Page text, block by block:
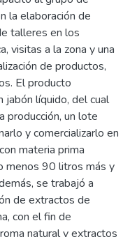
la elaboración de
talleres en los
visitas a la zona y una
de productos,
El producto
jabón líquido, del cual
producción, un lote
y comercializarlo en
materia prima
menos 90 litros más y
se trabajó a
de extractos de
con el fin de
natural y extractos